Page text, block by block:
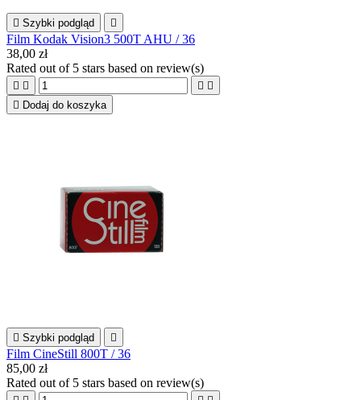
 Szybki podgląd 
Film Kodak Vision3 500T AHU / 36
38,00 zł
Rated out of 5 stars based on review(s)
   
 Dodaj do koszyka
 Szybki podgląd 
Film CineStill 800T / 36
85,00 zł
Rated out of 5 stars based on review(s)